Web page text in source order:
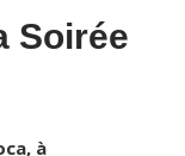
Soirée
à